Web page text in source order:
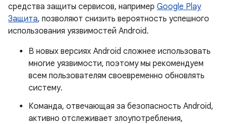
средства защиты сервисов, например Google Play
Защита, позволяют снизить вероятность успешного
использования уязвимостей Android.
В новых версиях Android сложнее использовать
многие уязвимости, поэтому мы рекомендуем
всем пользователям своевременно обновлять
систему.
Команда, отвечающая за безопасность Android,
активно отслеживает злоупотребления,